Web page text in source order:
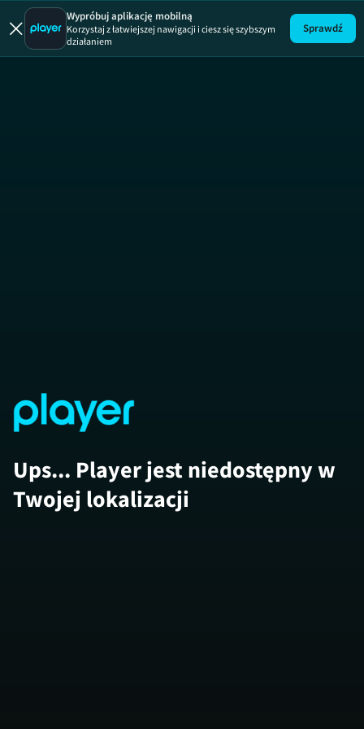
Wypróbuj aplikację mobilną
Korzystaj z łatwiejszej nawigacji i ciesz się szybszym
działaniem
Sprawdź
Ups... Player jest niedostępny w
Twojej lokalizacji